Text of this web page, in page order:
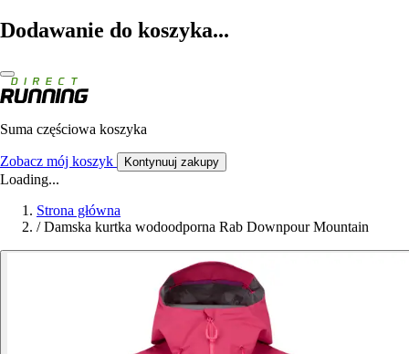
Dodawanie do koszyka...
Suma częściowa koszyka
Zobacz mój koszyk Kontynuuj zakupy
Loading...
Strona główna
/ Damska kurtka wodoodporna Rab Downpour Mountain